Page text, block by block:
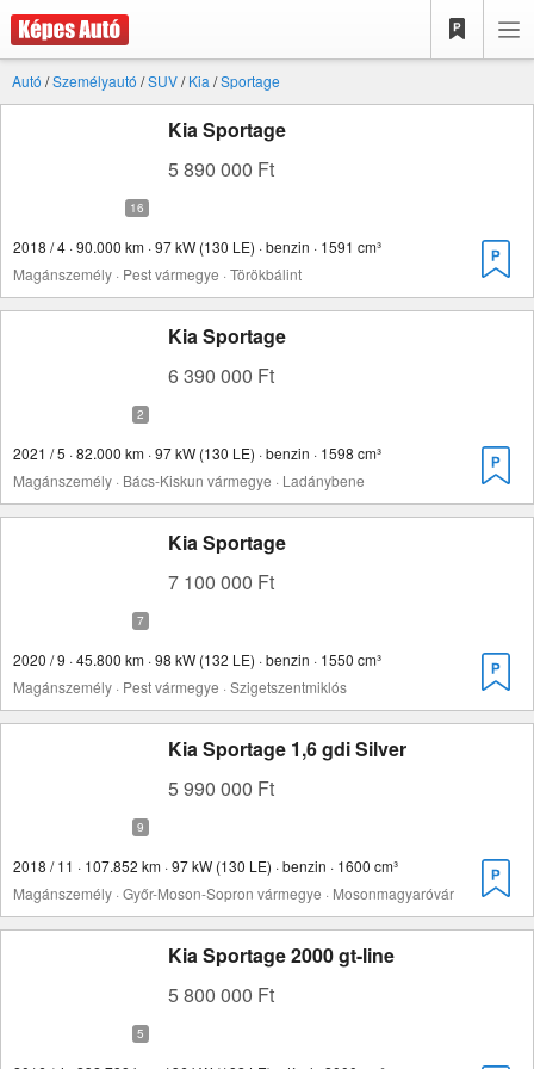
Autó /Személyautó /SUV/Kia /Sportage
Kia Sportage
5 890 000 Ft
2018 / 4 · 90.000 km · 97 kW (130 LE) · benzin · 1591 cm³
Magánszemély · Pest vármegye · Törökbálint
Kia Sportage
6 390 000 Ft
2021 / 5 · 82.000 km · 97 kW (130 LE) · benzin · 1598 cm³
Magánszemély · Bács-Kiskun vármegye · Ladánybene
Kia Sportage
7 100 000 Ft
2020 / 9 · 45.800 km · 98 kW (132 LE) · benzin · 1550 cm³
Magánszemély · Pest vármegye · Szigetszentmiklós
Kia Sportage 1,6 gdi Silver
5 990 000 Ft
2018 / 11 · 107.852 km · 97 kW (130 LE) · benzin · 1600 cm³
Magánszemély · Győr-Moson-Sopron vármegye · Mosonmagyaróvár
Kia Sportage 2000 gt-line
5 800 000 Ft